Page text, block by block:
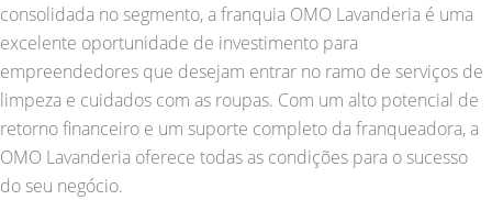
consolidada no segmento, a franquia OMO Lavanderia é uma
excelente oportunidade de investimento para
empreendedores que desejam entrar no ramo de serviços de
limpeza e cuidados com as roupas. Com um alto potencial de
retorno financeiro e um suporte completo da franqueadora, a
OMO Lavanderia oferece todas as condições para o sucesso
do seu negócio.